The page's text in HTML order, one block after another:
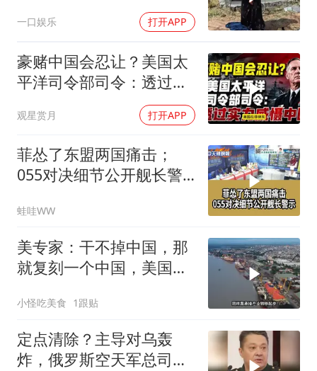
一口娱乐 打开APP
豪赌中国会忍让？美国太
平洋司令部司令：透过实
观星赏月 打开APP
菲怂了东盟两国痛击；
055对决细节公开舰长警
冰｜辣晚报20260805
蛙哇WW
美专家：干不掉中国，那
就复刻一个中国，美国看
小怪吃美食 1跟贴
定点清除？主导对乌轰
炸，俄罗斯空天军总司令